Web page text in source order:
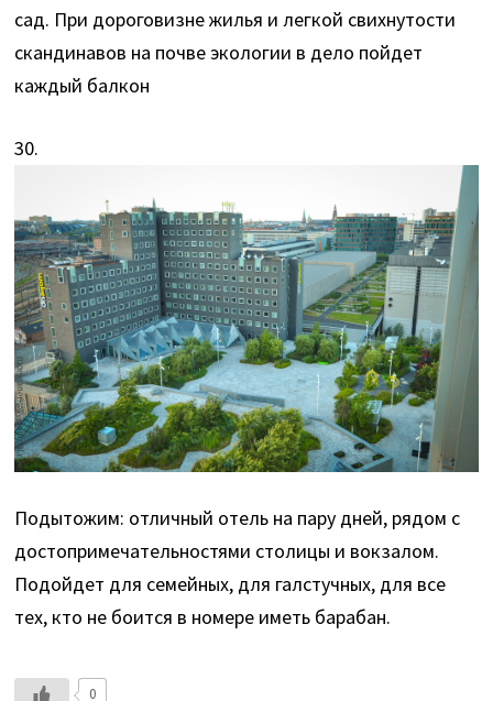
сад. При дороговизне жилья и легкой свихнутости
скандинавов на почве экологии в дело пойдет
каждый балкон
30.
Подытожим: отличный отель на пару дней, рядом с
достопримечательностями столицы и вокзалом.
Подойдет для семейных, для галстучных, для все
тех, кто не боится в номере иметь барабан.
0